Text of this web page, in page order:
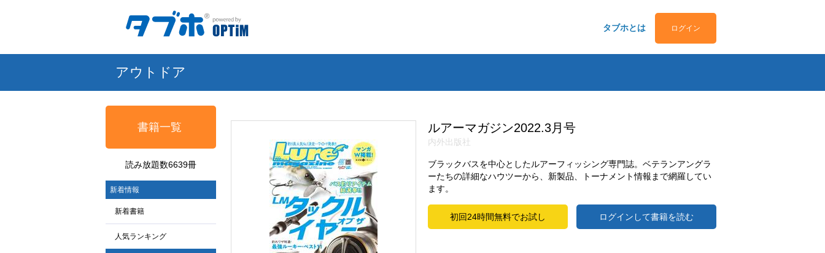
タブホとは ログイン
アウトドア
書籍一覧
読み放題数6639冊
新着情報
新着書籍
人気ランキング
ルアーマガジン2022.3月号
内外出版社
ブラックバスを中心としたルアーフィッシング専門誌。ベテランアングラ
ーたちの詳細なハウツーから、新製品、トーナメント情報まで網羅してい
ます。
初回24時間無料でお試し ログインして書籍を読む